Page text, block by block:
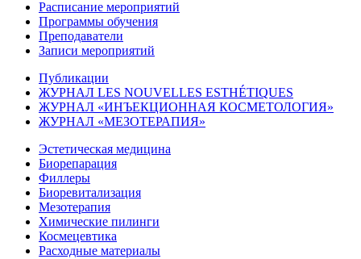
Расписание мероприятий
Программы обучения
Преподаватели
Записи мероприятий
Публикации
ЖУРНАЛ LES NOUVELLES ESTHÉTIQUES
ЖУРНАЛ «ИНЪЕКЦИОННАЯ КОСМЕТОЛОГИЯ»
ЖУРНАЛ «МЕЗОТЕРАПИЯ»
Эстетическая медицина
Биорепарация
Филлеры
Биоревитализация
Мезотерапия
Химические пилинги
Космецевтика
Расходные материалы